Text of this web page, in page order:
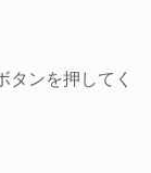
ンを押してく